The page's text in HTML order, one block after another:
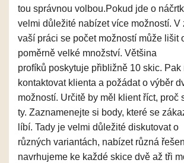
tou správnou volbou.Pokud jde o
velmi důležité nabízetvíce možností. V
vaší práci se počet možností může lišit
poměrně velké množství. Většina
profíků poskytuje přibližně 10 skic. Pak
kontaktovat klienta a požádat o výběr
možností. Určitě by měl klient říct, proč
ty. Zaznamenejte si body, které se
líbí. Tady je velmi důležité diskutovat o
různých variantách, nabízet různá
navrhujeme ke každé skice dvě až tři